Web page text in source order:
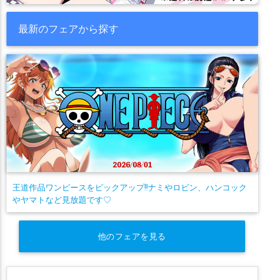
最新のフェアから探す
王道作品ワンピースをピックアップ!!ナミやロビン、ハンコック
やヤマトなど見放題です♡
他のフェアを見る